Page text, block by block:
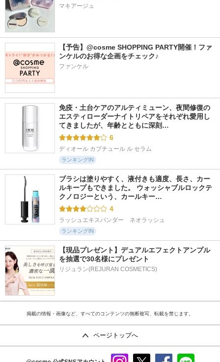
マキアージュ
【予告】@cosme SHOPPING PARTY開催！ファ
ンケルのお得な企画をチェック♪
ファンケル
免疫・土台ケアのアルティミューン、夜間修復の
エスティローダーナイトリペアをそれぞれ愛用し
てきましたが、年齢とともに深刻…
6
ディオール カプチュール ル セラム
ランキングIN
ブラシは塗りやすく、液付きも適度、長さ、カー
ルキープもできました。 ウォッシャブルロックテ
クノロジーという、カールキー…
4
ラッシュエキスパンダー　ネオラッシュ
ランキングIN
【現品プレゼント】デュアルエフェクトアンプル
を抽選で30名様にプレゼント
リジュラン(REJURAN COSMETICS)
掲載の情報・画像など、すべてのコンテンツの無断複写、転載を禁じます。
ページトップへ